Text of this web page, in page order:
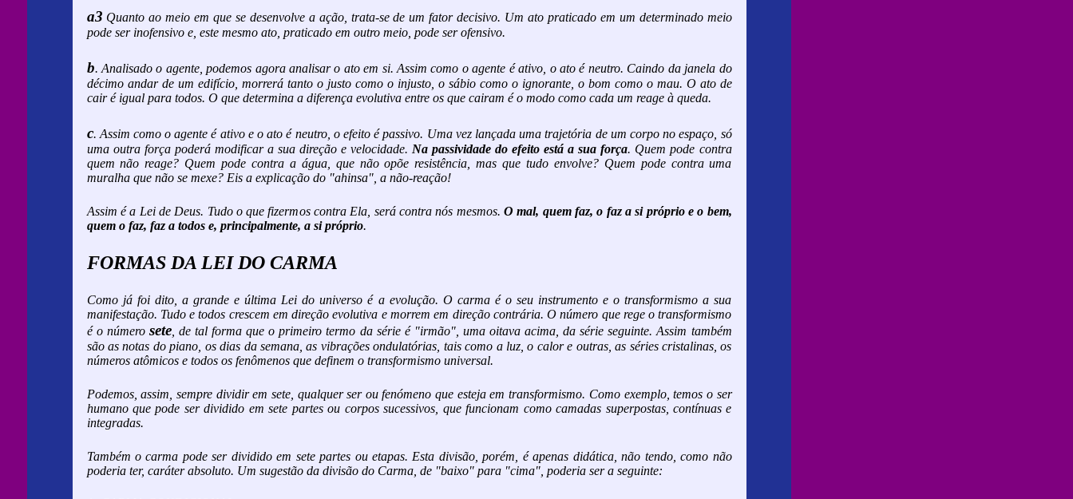
a3 Quanto ao meio em que se desenvolve a ação, trata-se de um fator decisivo. Um ato praticado em um determinado meio
pode ser inofensivo e, este mesmo ato, praticado em outro meio, pode ser ofensivo.
b. Analisado o agente, podemos agora analisar o ato em si. Assim como o agente é ativo, o ato é neutro. Caindo da janela do
décimo andar de um edifício, morrerá tanto o justo como o injusto, o sábio como o ignorante, o bom como o mau. O ato de
cair é igual para todos. O que determina a diferença evolutiva entre os que cairam é o modo como cada um reage à queda.
c. Assim como o agente é ativo e o ato é neutro, o efeito é passivo. Uma vez lançada uma trajetória de um corpo no espaço, só
uma outra força poderá modificar a sua direção e velocidade. Na passividade do efeito está a sua força. Quem pode contra
quem não reage? Quem pode contra a água, que não opõe resistência, mas que tudo envolve? Quem pode contra uma
muralha que não se mexe? Eis a explicação do "ahinsa", a não-reação!
Assim é a Lei de Deus. Tudo o que fizermos contra Ela, será contra nós mesmos. O mal, quem faz, o faz a si próprio e o bem,
quem o faz, faz a todos e, principalmente, a si próprio.
FORMAS DA LEI DO CARMA
Como já foi dito, a grande e última Lei do universo é a evolução. O carma é o seu instrumento e o transformismo a sua
manifestação. Tudo e todos crescem em direção evolutiva e morrem em direção contrária. O número que rege o transformismo
é o número sete, de tal forma que o primeiro termo da série é "irmão", uma oitava acima, da série seguinte. Assim também
são as notas do piano, os dias da semana, as vibrações ondulatórias, tais como a luz, o calor e outras, as séries cristalinas, os
números atômicos e todos os fenômenos que definem o transformismo universal.
Podemos, assim, sempre dividir em sete, qualquer ser ou fenómeno que esteja em transformismo. Como exemplo, temos o ser
humano que pode ser dividido em sete partes ou corpos sucessivos, que funcionam como camadas superpostas, contínuas e
integradas.
Também o carma pode ser dividido em sete partes ou etapas. Esta divisão, porém, é apenas didática, não tendo, como não
poderia ter, caráter absoluto. Um sugestão da divisão do Carma, de "baixo" para "cima", poderia ser a seguinte: